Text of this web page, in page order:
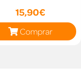
15,90€
Comprar